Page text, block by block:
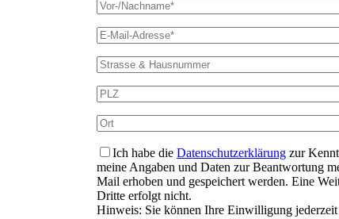
Ich habe die Datenschutzerklärung zur
meine Angaben und Daten zur Beantwortung
Mail erhoben und gespeichert werden. Eine
Dritte erfolgt nicht.
Hinweis: Sie können Ihre Einwilligung